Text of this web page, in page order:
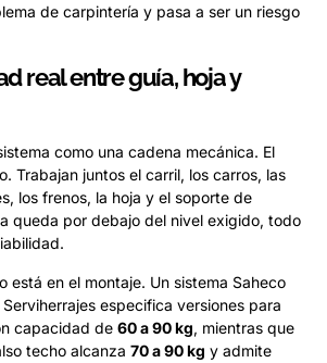
de carpintería y pasa a ser un riesgo
real entre guía, hoja y
como una cadena mecánica. El
Trabajan juntos el carril, los carros, las
los frenos, la hoja y el soporte de
queda por debajo del nivel exigido, todo
está en el montaje. Un sistema Saheco
especifica versiones para
capacidad de 60 a 90 kg, mientras que
techo alcanza 70 a 90 kg y admite